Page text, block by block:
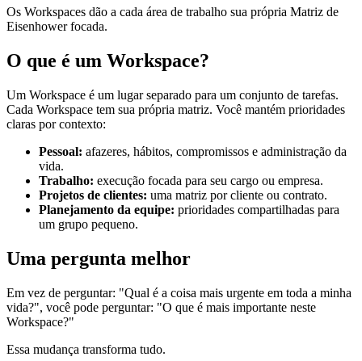
Os Workspaces dão a cada área de trabalho sua própria Matriz de
Eisenhower focada.
O que é um Workspace?
Um Workspace é um lugar separado para um conjunto de tarefas.
Cada Workspace tem sua própria matriz. Você mantém prioridades
claras por contexto:
Pessoal: afazeres, hábitos, compromissos e administração da
vida.
Trabalho: execução focada para seu cargo ou empresa.
Projetos de clientes: uma matriz por cliente ou contrato.
Planejamento da equipe: prioridades compartilhadas para
um grupo pequeno.
Uma pergunta melhor
Em vez de perguntar: "Qual é a coisa mais urgente em toda a minha
vida?", você pode perguntar: "O que é mais importante neste
Workspace?"
Essa mudança transforma tudo.